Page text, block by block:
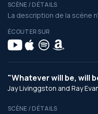
SCÈNE / DÉTAILS
La description de la scène
ÉCOUTER SUR
"Whatever will be, will
Jay Livinggston and Ray
SCÈNE / DÉTAILS